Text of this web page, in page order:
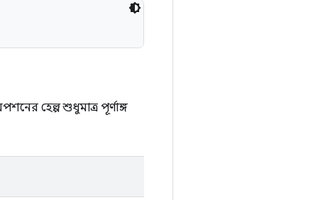
হেল্প শুধুমাত্র পূর্ণাঙ্গ